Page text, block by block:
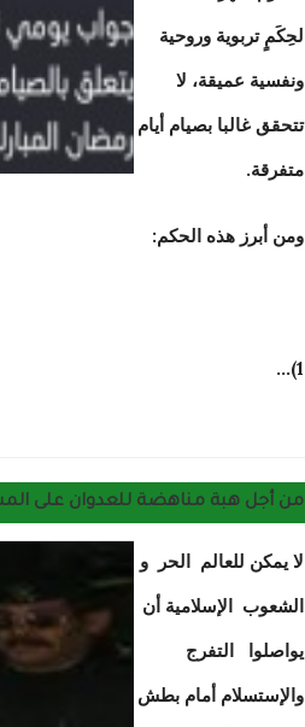
لحِكَمٍ تربوية وروحية
ونفسية عميقة، لا
تتحقق غالبا بصيام أيام
متفرقة.
ومن أبرز هذه الحكم:
1)...
من أجل هبة مناهضة للعدوان على
لا يمكن للعالم الحر و
الشعوب الإسلامية أن
يواصلوا التفرج
والإستسلام أمام بطش